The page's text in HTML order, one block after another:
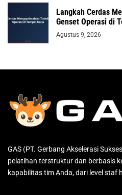
Langkah Cerdas
Genset Operasi di
Agustus 9, 2026
GAS (PT. Gerbang Akselerasi
pelatihan terstruktur dan berbasis
kapabilitas tim Anda, dari level staf